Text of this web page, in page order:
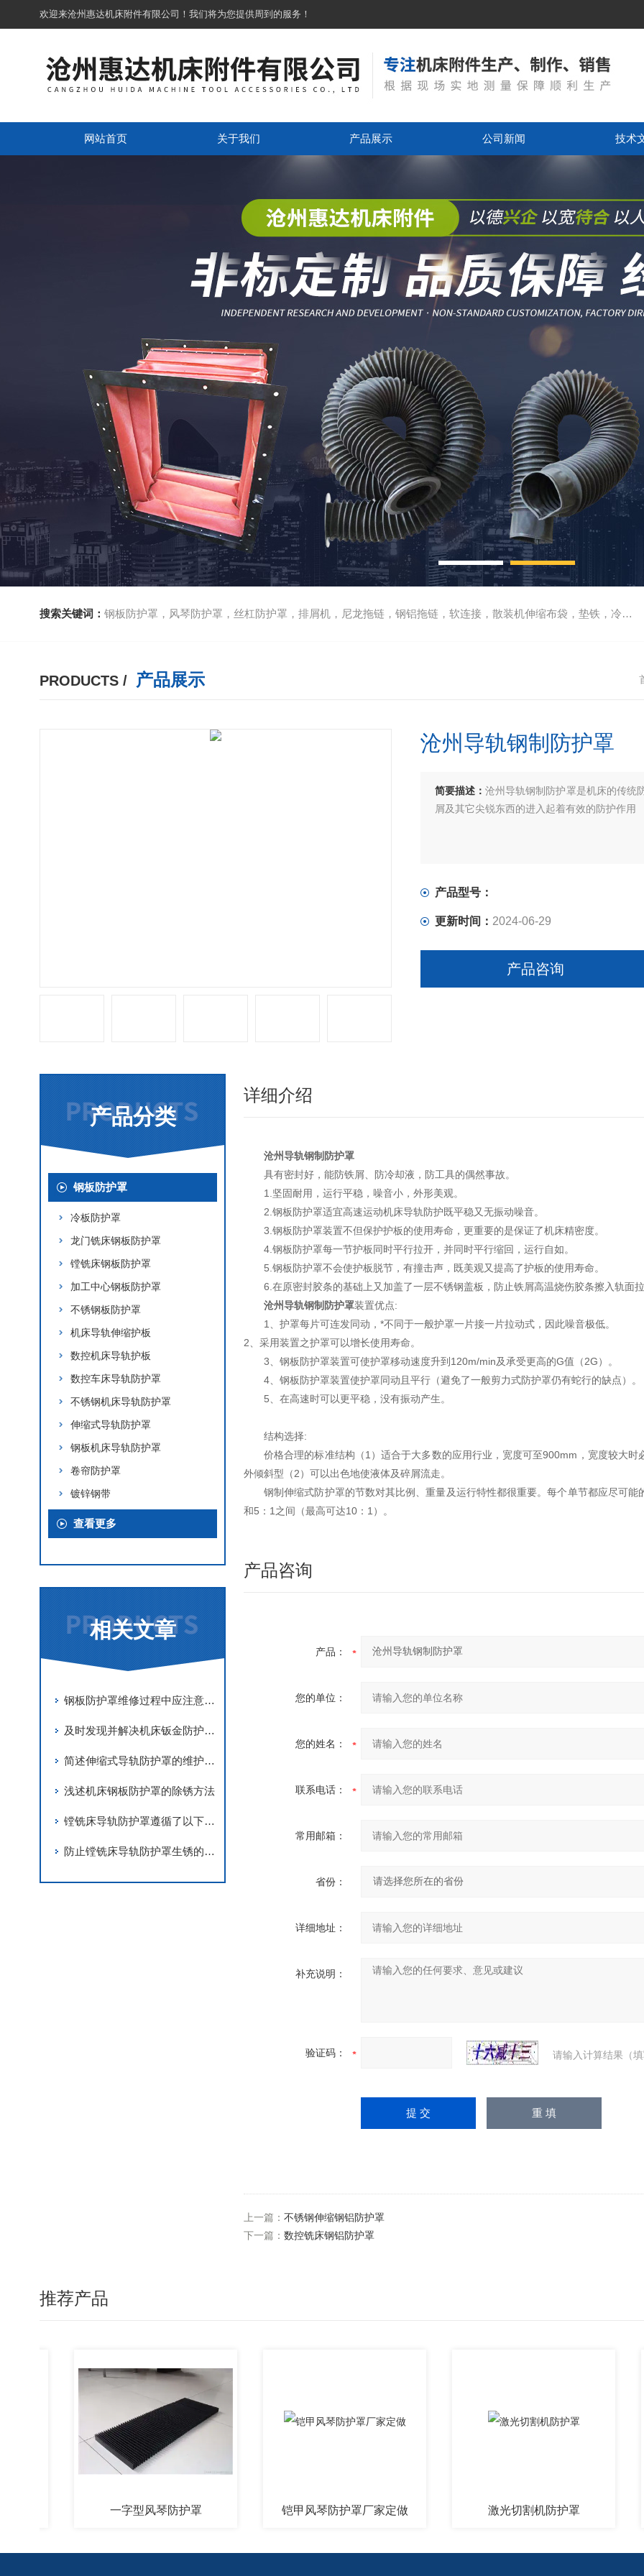
欢迎来沧州惠达机床附件有限公司！我们将为您提供周到的服务！
网站首页 关于我们 产品展示 公司新闻 技术
搜索关键词： 钢板防护罩，风琴防护罩，丝杠防护罩，排屑机，尼龙拖链，钢铝拖链，软连接，散装机伸缩布袋，垫铁，冷却管，刮屑板
PRODUCTS / 产品展示
沧州导轨钢制防护罩
简要描述：沧州导轨钢制防护罩是机床的传统
屑及其它尖锐东西的进入起着有效的防护作用
产品型号：
更新时间： 2024-06-29
产品咨询
产品分类
钢板防护罩
冷板防护罩
龙门铣床钢板防护罩
镗铣床钢板防护罩
加工中心钢板防护罩
不锈钢板防护罩
机床导轨伸缩护板
数控机床导轨护板
数控车床导轨防护罩
不锈钢机床导轨防护罩
伸缩式导轨防护罩
钢板机床导轨防护罩
卷帘防护罩
镀锌钢带
查看更多
相关文章
钢板防护罩维修过程中应注意事项分享
及时发现并解决机床钣金防护罩故障可以有效提高机床的安全性
简述伸缩式导轨防护罩的维护保养方法
浅述机床钢板防护罩的除锈方法
镗铣床导轨防护罩遵循了以下要求进行设计
防止镗铣床导轨防护罩生锈的方法分享
详细介绍
沧州导轨钢制防护罩
具有密封好，能防铁屑、防冷却液，防工具的偶然事故。
1.坚固耐用，运行平稳，噪音小，外形美观。
2.钢板防护罩适宜高速运动机床导轨防护既平稳又无振动噪音。
3.钢板防护罩装置不但保护护板的使用寿命，更重要的是保证了机床精密度。
4.钢板防护罩每一节护板同时平行拉开，并同时平行缩回，运行自如。
5.钢板防护罩不会使护板脱节，有撞击声，既美观又提高了护板的使用寿命。
6.在原密封胶条的基础上又加盖了一层不锈钢盖板，防止铁屑高温烧伤胶条擦入轨
沧州导轨钢制防护罩装置优点:
1、护罩每片可连发同动，*不同于一般护罩一片接一片拉动式，因此噪音极低。
2、采用装置之护罩可以增长使用寿命。
3、钢板防护罩装置可使护罩移动速度升到120m/min及承受更高的G值（2G）。
4、钢板防护罩装置使护罩同动且平行（避免了一般剪力式防护罩仍有蛇行的缺点）。
5、在高速时可以更平稳，没有振动产生。
结构选择:
价格合理的标准结构（1）适合于大多数的应用行业，宽度可至900mm，宽度较大
外倾斜型（2）可以出色地使液体及碎屑流走。
钢制伸缩式防护罩的节数对其比例、重量及运行特性都很重要。每个单节都应尽可
和5：1之间（最高可达10：1）。
产品咨询
产品：
您的单位：
您的姓名：
联系电话：
常用邮箱：
省份：
详细地址：
补充说明：
验证码： 请输入计算结果（
上一篇： 不锈钢伸缩钢铝防护罩
下一篇： 数控铣床钢铝防护罩
推荐产品
一字型风琴防护罩 铠甲风琴防护罩厂家定做 激光切割机防护罩